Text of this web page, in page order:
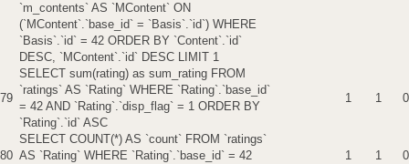
`m_contents` AS `MContent` ON
(`MContent`.`base_id` = `Basis`.`id`) WHERE
`Basis`.`id` = 42 ORDER BY `Content`.`id`
DESC, `MContent`.`id` DESC LIMIT 1
79
SELECT sum(rating) as sum_rating FROM
`ratings` AS `Rating` WHERE `Rating`.`base_id`
= 42 AND `Rating`.`disp_flag` = 1 ORDER BY
`Rating`.`id` ASC
1 1 0
80
SELECT COUNT(*) AS `count` FROM `ratings`
AS `Rating` WHERE `Rating`.`base_id` = 42
1 1 0